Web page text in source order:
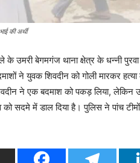
की अर्थी
के उमरी बेगमगंज थाना क्षेत्र के धन्नी पुरवा
ने युवक शिवदीन को गोली मारकर
ने एक बदमाश को पकड़ लिया, लेकिन
को सदमे में डाल दिया है। पुलिस ने पांच